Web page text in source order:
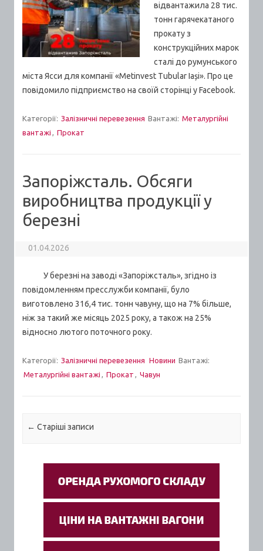
відвантажила 28 тис.
тонн гарячекатаного
прокату з
конструкційних марок
сталі до румунського
міста Ясси для компанії «Metinvest Tubular Iași». Про це
повідомило підприємство на своїй сторінці у Facebook.
Категорії: Залізничні перевезення Вантажі: Металургійні
вантажі , Прокат
Запоріжсталь. Обсяги
виробництва продукції у
березні
01.04.2026
У березні на заводі «Запоріжсталь», згідно із
повідомленням пресслужби компанії, було
виготовлено 316,4 тис. тонн чавуну, що на 7% більше,
ніж за такий же місяць 2025 року, а також на 25%
відносно лютого поточного року.
Категорії: Залізничні перевезення Новини Вантажі:
Металургійні вантажі , Прокат , Чавун
Post navigation
← Старiшi записи